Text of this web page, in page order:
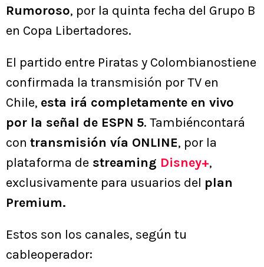
Rumoroso, por la quinta fecha del Grupo B
en Copa Libertadores.
El partido entre Piratas y Colombianostiene
confirmada la transmisión por TV en
Chile, esta irá completamente en vivo
por la señal de ESPN 5. Tambiéncontará
con transmisión vía ONLINE, por la
plataforma de streaming Disney+,
exclusivamente para usuarios del plan
Premium.
Estos son los canales, según tu
cableoperador: